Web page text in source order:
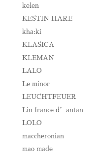
kelen
KESTIN HARE
kha:ki
KLASICA
KLEMAN
LALO
Le minor
LEUCHTFEUER
Lin france d’antan
LOLO
maccheronian
mao made